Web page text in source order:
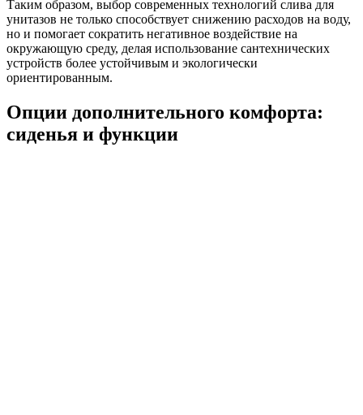
Таким образом, выбор современных технологий слива для
унитазов не только способствует снижению расходов на воду,
но и помогает сократить негативное воздействие на
окружающую среду, делая использование сантехнических
устройств более устойчивым и экологически
ориентированным.
Опции дополнительного комфорта:
сиденья и функции